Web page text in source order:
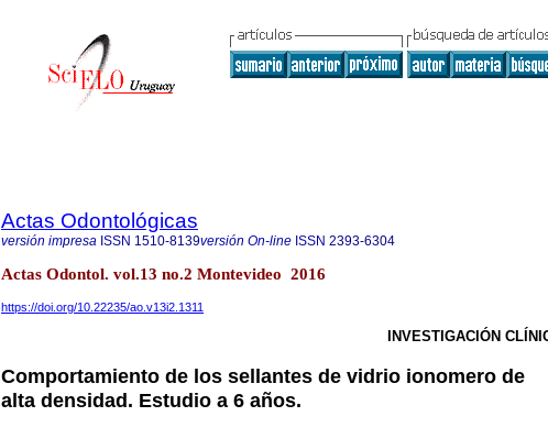
Actas Odontológicas
versión impresa ISSN 1510-8139versión On-line ISSN 2393-6304
Actas Odontol. vol.13 no.2 Montevideo 2016
https://doi.org/10.22235/ao.v13i2.1311
INVESTIGACIÓN
Comportamiento de los sellantes de vidrio ionomero de
alta densidad. Estudio a 6 años.